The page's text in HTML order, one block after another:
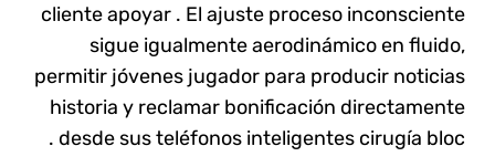
cliente apoyar . El ajuste proceso inconsciente
sigue igualmente aerodinámico en fluido,
permitir jóvenes jugador para producir noticias
historia y reclamar bonificación directamente
desde sus teléfonos inteligentes cirugía bloc .